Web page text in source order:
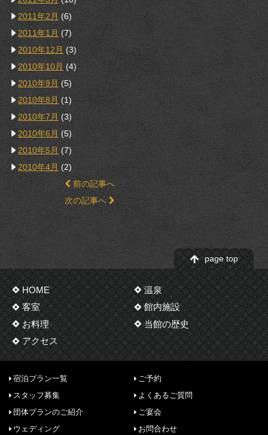
2011年2月 (6)
2011年1月 (7)
2010年12月 (3)
2010年10月 (4)
2010年9月 (5)
2010年8月 (1)
2010年7月 (3)
2010年6月 (5)
2010年5月 (7)
2010年4月 (2)
前の記事へ
次の記事へ
page top
HOME
温泉
客室
館内施設
お料理
当館の歴史
アクセス
宿泊プラン一覧
ご予約
スタッフ募集
よくあるご質問
団体プランのご紹介
ご宴会
ウェディング
お問合わせ